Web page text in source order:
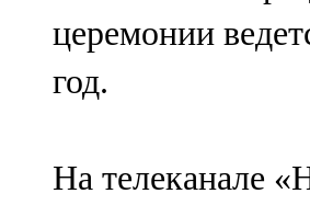
церемонии
год.
На телеканале